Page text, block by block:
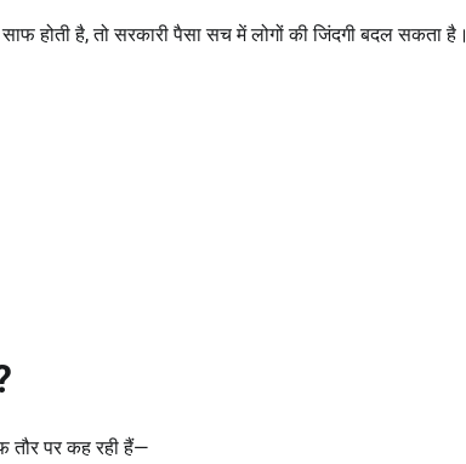
होती है, तो सरकारी पैसा सच में लोगों की जिंदगी बदल सकता है।
तौर पर कह रही हैं—